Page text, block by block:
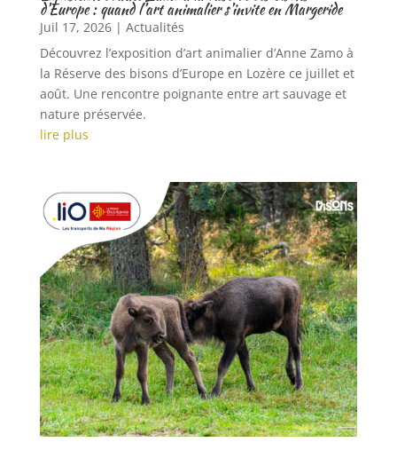
d’Europe : quand l’art animalier s’invite en Margeride
Juil 17, 2026| Actualités
Découvrez l’exposition d’art animalier d’Anne Zamo à
la Réserve des bisons d’Europe en Lozère ce juillet et
août. Une rencontre poignante entre art sauvage et
nature préservée.
lire plus